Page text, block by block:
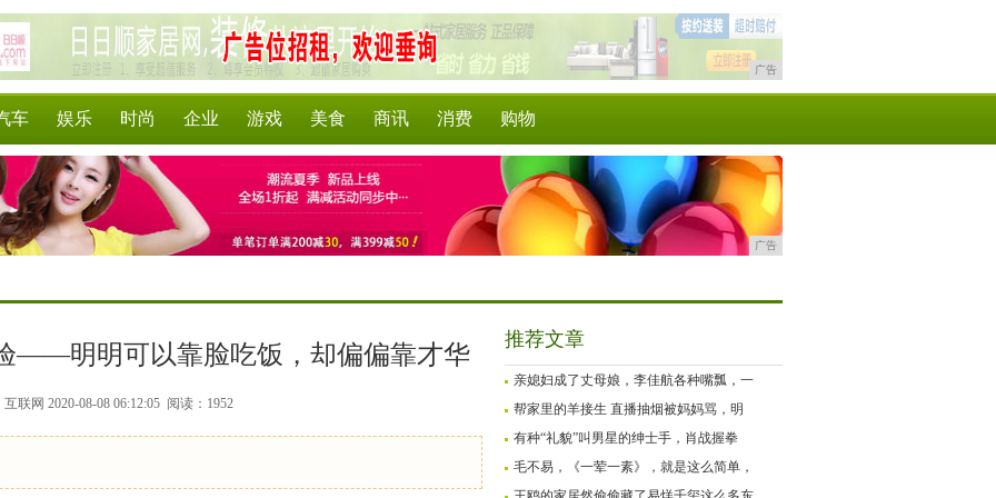
广告
车 娱乐 时尚 企业 游戏 美食 商讯 消费 购物
广告
——明明可以靠脸吃饭，却偏偏靠才华
联网 2020-08-08 06:12:05 阅读：1952
推荐文章
亲媳妇成了丈母娘，李佳航各种嘴瓢，一
帮家里的羊接生 直播抽烟被妈妈骂，明
有种“礼貌”叫男星的绅士手，肖战握拳
毛不易，《一荤一素》，就是这么简单，